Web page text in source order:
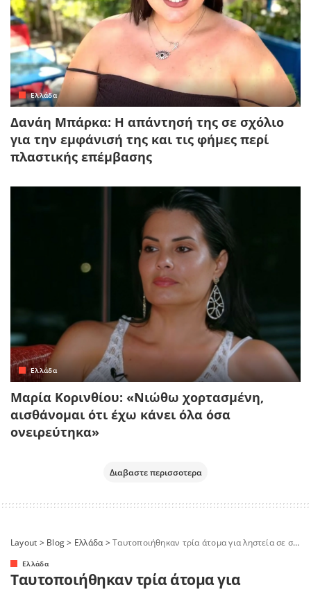
Ελλάδα
Δανάη Μπάρκα: Η απάντησή της σε σχόλιο
για την εμφάνισή της και τις φήμες περί
πλαστικής επέμβασης
Ελλάδα
Μαρία Κορινθίου: «Νιώθω χορτασμένη,
αισθάνομαι ότι έχω κάνει όλα όσα
ονειρεύτηκα»
Διαβαστε περισσοτερα
Layout > Blog> Ελλάδα>Ταυτοποιήθηκαν τρία άτομα για ληστεία σε σπίτι και απόπειρα διάρρηξης σε κοσμηματοπωλείο, στη Θεσσαλονίκη
Ελλάδα
Ταυτοποιήθηκαν τρία άτομα για